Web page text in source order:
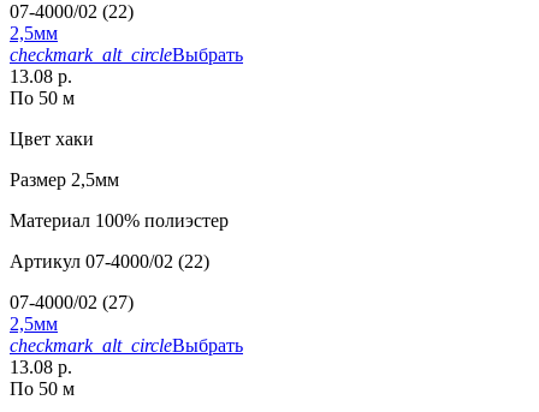
07-4000/02 (22)
2,5мм
checkmark_alt_circleВыбрать
13.08 р.
По 50 м
Цвет хаки
Размер 2,5мм
Материал 100% полиэстер
Артикул 07-4000/02 (22)
07-4000/02 (27)
2,5мм
checkmark_alt_circleВыбрать
13.08 р.
По 50 м